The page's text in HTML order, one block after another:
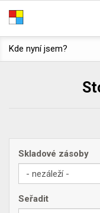
Kde nyní jsem?
Skladové zásoby
- nezáleží -
Seřadit